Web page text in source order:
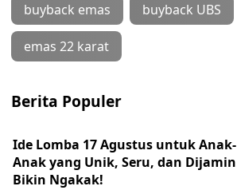
buyback emas buyback UBS
emas 22 karat
Berita Populer
Ide Lomba 17 Agustus untuk Anak-
Anak yang Unik, Seru, dan Dijamin
Bikin Ngakak!